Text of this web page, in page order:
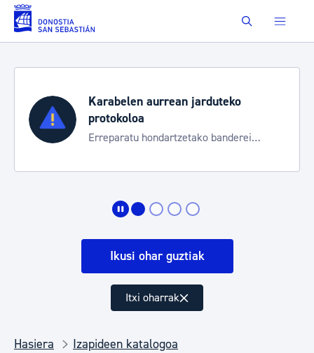
Eduki nagusira joan Buscar
Karabelen aurrean jarduteko
protokoloa
Erreparatu hondartzetako banderei
Ikusi ohar guztiak
Itxi oharrak
Hasiera
Izapideen katalogoa